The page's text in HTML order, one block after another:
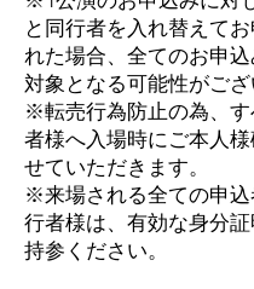
と同行者を入れ替えて
れた場合、全てのお申
対象となる可能性がござ
※転売行為防止の為、
者様へ入場時にご本人
せていただきます。
※来場される全ての申込
行者様は、有効な身分
持参ください。